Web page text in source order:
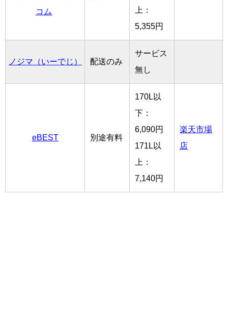
コム
上：
5,355円
ノジマ（いーでじ） 配送のみ
サービス
無し
eBEST 別途有料
170L以
下：
6,090円
171L以
上：
7,140円
楽天市場
店